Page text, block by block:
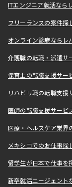
ITエンジニア就活なら
フリーランスの案件探
オンライン診療ならレ
介護職の転職・派遣サ
保育士の転職支援サー
リハビリ職の転職支援
医師の転職支援サービ
医療・ヘルスケア業界
メキシコでのお仕事
留学生が日本で仕事を
新卒就活エージェント